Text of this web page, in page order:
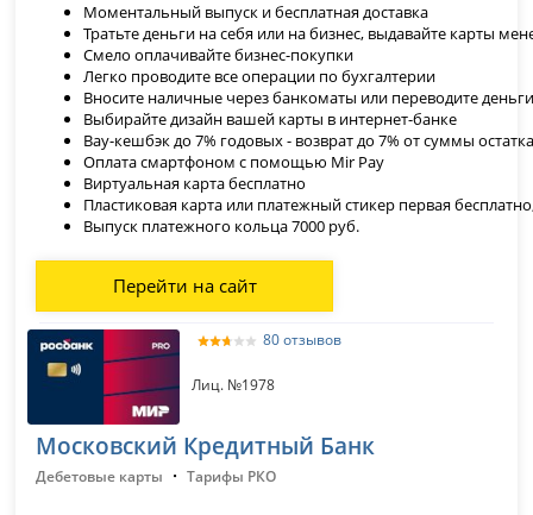
Моментальный выпуск и бесплатная доставка
Тратьте деньги на себя или на бизнес, выдавайте карты
Смело оплачивайте бизнес-покупки
Легко проводите все операции по бухгалтерии
Вносите наличные через банкоматы или переводите
Выбирайте дизайн вашей карты в интернет-банке
Вау-кешбэк до 7% годовых - возврат до 7% от суммы
Оплата смартфоном с помощью Mir Pay
Виртуальная карта бесплатно
Пластиковая карта или платежный стикер первая
Выпуск платежного кольца 7000 руб.
Перейти на сайт
80 отзывов
Лиц. №1978
Московский Кредитный Банк
Дебетовые карты ·Тарифы РКО